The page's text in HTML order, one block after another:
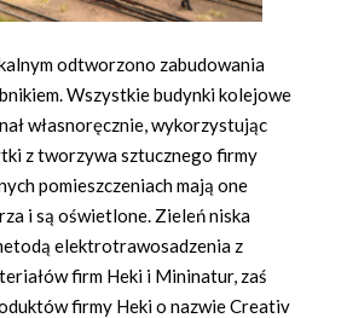
odtworzono zabudowania
Wszystkie budynki kolejowe
własnoręcznie, wykorzystując
z tworzywa sztucznego firmy
pomieszczeniach mają one
i są oświetlone. Zieleń niska
elektrotrawosadzenia z
firm Heki i Mininatur, zaś
firmy Heki o nazwie Creativ